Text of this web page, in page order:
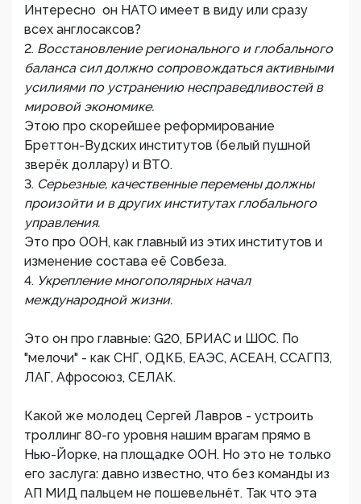
Интересно он НАТО имеет в виду или сразу
всех англосаксов?
2. Восстановление регионального и глобального
баланса сил должно сопровождаться активными
усилиями по устранению несправедливостей в
мировой экономике.
Этою про скорейшее реформирование
Бреттон-Вудских институтов (белый пушной
зверёк доллару) и ВТО.
3. Серьезные, качественные перемены должны
произойти и в других институтах глобального
управления.
Это про ООН, как главный из этих институтов и
изменение состава её Совбеза.
4. Укрепление многополярных начал
международной жизни.
Это он про главные: G20, БРИАС и ШОС. По
"мелочи" - как СНГ, ОДКБ, ЕАЭС, АСЕАН, ССАГПЗ,
ЛАГ, Афросоюз, СЕЛАК.
Какой же молодец Сергей Лавров - устроить
троллинг 80-го уровня нашим врагам прямо в
Нью-Йорке, на площадке ООН. Но это не только
его заслуга: давно известно, что без команды из
АП МИД пальцем не пошевельнёт. Так что эта